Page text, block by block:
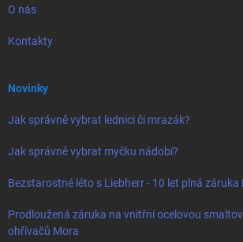
O nás
Kontakty
Novinky
Jak správně vybrat lednici či mrazák?
Jak správně vybrat myčku nádobí?
Bezstarostné léto s Liebherr - 10 let plná záruka
Prodloužená záruka na vnitřní ocelovou
ohřívačů Mora